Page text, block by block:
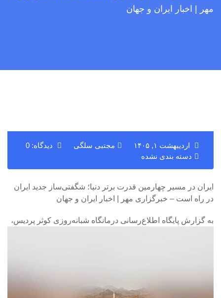
مهر | اخبار ایران و جهان
اردیبهشت ۱, ۱۴۰۵ مجتبی سلگی
دیدگاه: 0
دسته بندی نشده
ایران در مسیر چهارمین قدرت برتر دنیا؛ شگفتی‌ساز جدید ایران
در راه است – خبرگزاری مهر | اخبار ایران و جهان
به گزارش پایگاه اطلاع‌رسانی درمانگاه شبانه‌روزی کوثر پردیس،